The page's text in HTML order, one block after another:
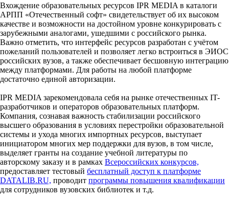
Вхождение образовательных ресурсов IPR MEDIA в каталоги
АРПП «Отечественный софт» свидетельствует об их высоком
качестве и возможности на достойном уровне конкурировать с
зарубежными аналогами, ушедшими с российского рынка.
Важно отметить, что интерфейс ресурсов разработан с учётом
пожеланий пользователей и позволяет легко встроиться в ЭИОС
российских вузов, а также обеспечивает бесшовную интеграцию
между платформами. Для работы на любой платформе
достаточно единой авторизации.
IPR MEDIA зарекомендовала себя на рынке отечественных IT-
разработчиков и операторов образовательных платформ.
Компания, сознавая важность стабилизации российского
высшего образования в условиях перестройки образовательной
системы и ухода многих импортных ресурсов, выступает
инициатором многих мер поддержки для вузов, в том числе,
выделяет гранты на создание учебной литературы по
авторскому заказу и в рамках Всероссийских конкурсов,
предоставляет тестовый бесплатный доступ к платформе
DATALIB.RU, проводит программы повышения квалификации
для сотрудников вузовских библиотек и т.д.